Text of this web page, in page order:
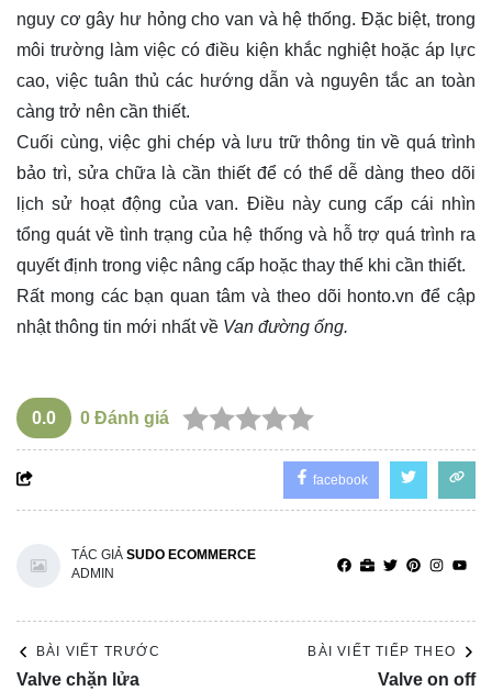
nguy cơ gây hư hỏng cho van và hệ thống. Đặc biệt, trong
môi trường làm việc có điều kiện khắc nghiệt hoặc áp lực
cao, việc tuân thủ các hướng dẫn và nguyên tắc an toàn
càng trở nên cần thiết.
Cuối cùng, việc ghi chép và lưu trữ thông tin về quá trình
bảo trì, sửa chữa là cần thiết để có thể dễ dàng theo dõi
lịch sử hoạt động của van. Điều này cung cấp cái nhìn
tổng quát về tình trạng của hệ thống và hỗ trợ quá trình ra
quyết định trong việc nâng cấp hoặc thay thế khi cần thiết.
Rất mong các bạn quan tâm và theo dõi honto.vn để cập
nhật thông tin mới nhất về Van đường ống.
0.0 0 Đánh giá
facebook
TÁC GIẢ SUDO ECOMMERCE
ADMIN
BÀI VIẾT TRƯỚC
Valve chặn lửa
BÀI VIẾT TIẾP THEO
Valve on off